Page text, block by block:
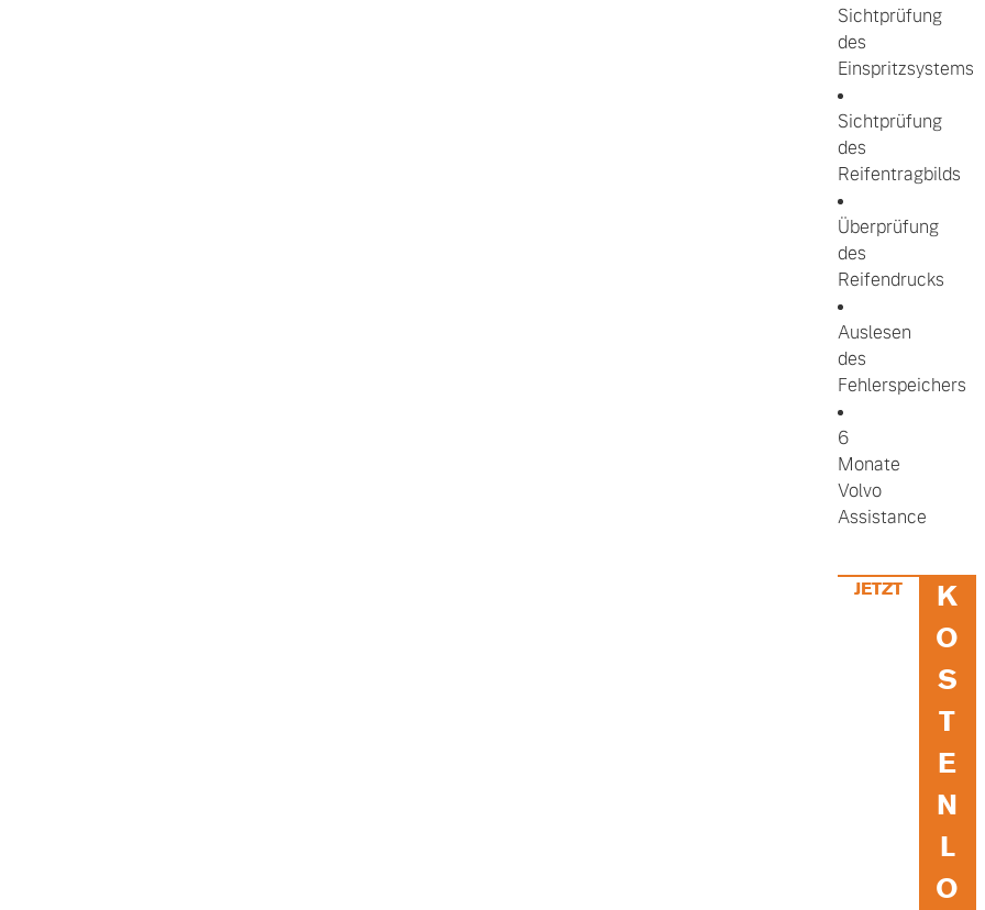
Sichtprüfung
des
Einspritzsystems
Sichtprüfung
des
Reifentragbilds
Überprüfung
des
Reifendrucks
Auslesen
des
Fehlerspeichers
6
Monate
Volvo
Assistance
JETZT
K
O
S
T
E
N
L
O